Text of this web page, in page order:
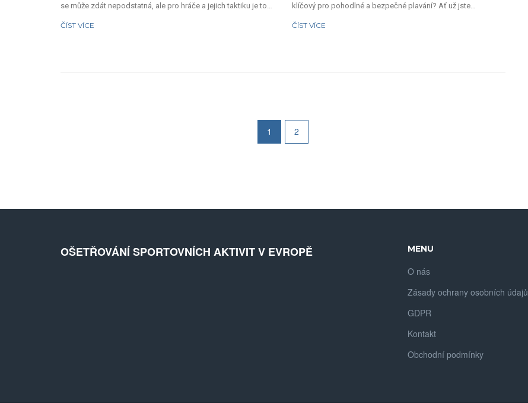
se může zdát nepodstatná, ale pro hráče a jejich taktiku je to
ČÍST VÍCE
klíčový pro pohodlné a bezpečné plavání? Ať už jste
ČÍST VÍCE
1 2
OŠETŘOVÁNÍ SPORTOVNÍCH AKTIVIT V EVROPĚ MENU
O nás
Zásady ochrany osobních údajů
GDPR
Kontakt
Obchodní podmínky